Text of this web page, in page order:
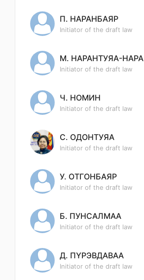
П. НАРАНБАЯР
Initiator of the draft law
М. НАРАНТУЯА-НАРА
Initiator of the draft law
Ч. НОМИН
Initiator of the draft law
С. ОДОНТУЯА
Initiator of the draft law
У. ОТГОНБАЯР
Initiator of the draft law
Б. ПУНСАЛМАА
Initiator of the draft law
Д. ПҮРЭВДАВАА
Initiator of the draft law